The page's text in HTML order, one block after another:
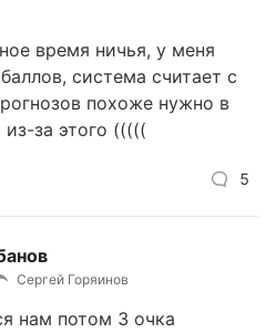
время ничья, у меня
система считает с
похоже нужно в
за этого (((((
5
Сергей Горяинов
нам потом 3 очка